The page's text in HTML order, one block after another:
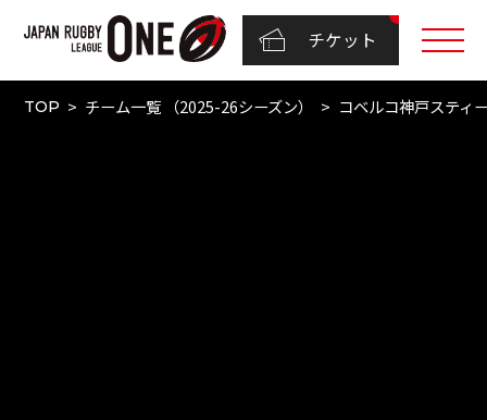
チケット
TOP チーム一覧 （2025-26シーズン） コベルコ神戸スティ